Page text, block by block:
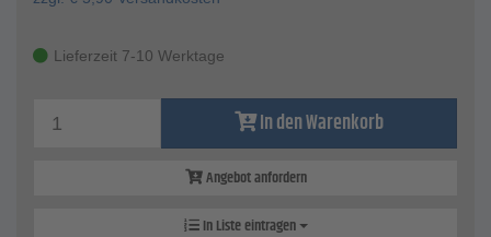
Lieferzeit 7-10 Werktage
In den Warenkorb
Angebot anfordern
In Liste eintragen